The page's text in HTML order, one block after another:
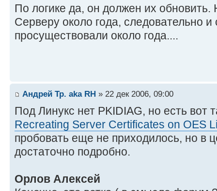
По логике да, он должен их обновить.
Серверу около года, следовательно
просуществовали около года....
Андрей Тр. aka RH » 22 дек 2006, 09:00
Под Линукс нет PKIDIAG, но есть вот
Recreating Server Certificates on OES
пробовать еще не приходилось, но в
достаточно подробно.
Орлов Алексей